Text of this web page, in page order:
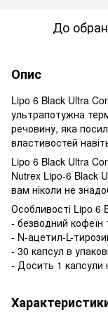
До
Опис
Lipo 6 Black Ultra
ультрапотужна
речовину, яка
властивостей
Lipo 6 Black Ultra
Nutrex Lipo-6 Black
вам ніколи не
Особливості Lipo 6
- безводний кофеїн
- N-ацетил-L-
- 30 капсул в
- Досить 1 капсули